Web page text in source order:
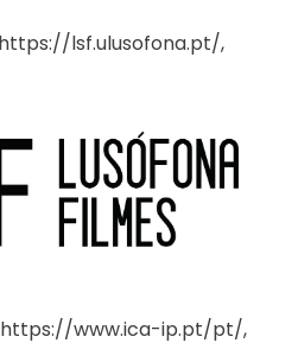
https://lsf.ulusofona.pt/,
https://www.ica-ip.pt/pt/,